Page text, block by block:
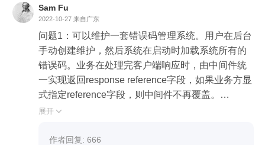
Sam Fu
2022-10-27 来自广东
问题1：可以维护一套错误码管理系统。用户在后台
手动创建维护，然后系统在启动时加载系统所有的
错误码。业务在处理完客户端响应时，由中间件统
一实现返回response reference字段，如果业务方显
式指定reference字段，则中间件不再覆盖。
问题2：整个业务组只维护一套错误码管理后台。错
- code
展开 
作者回复: 666